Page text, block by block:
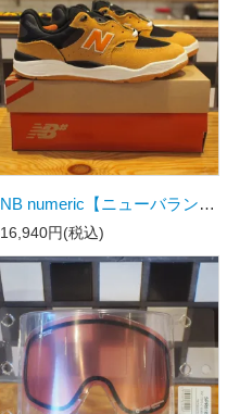
NB numeric【ニューバランス】スケートシューズ NM1010LV
16,940円(税込)